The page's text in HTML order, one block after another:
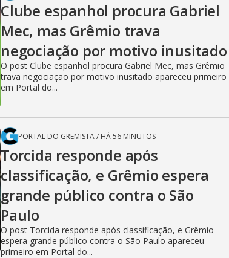
Clube espanhol procura Gabriel
Mec, mas Grêmio trava
negociação por motivo inusitado
O post Clube espanhol procura Gabriel Mec, mas Grêmio
trava negociação por motivo inusitado apareceu primeiro
em Portal do...
PORTAL DO GREMISTA/ HÁ 56 MINUTOS
Torcida responde após
classificação, e Grêmio espera
grande público contra o São
Paulo
O post Torcida responde após classificação, e Grêmio
espera grande público contra o São Paulo apareceu
primeiro em Portal do...